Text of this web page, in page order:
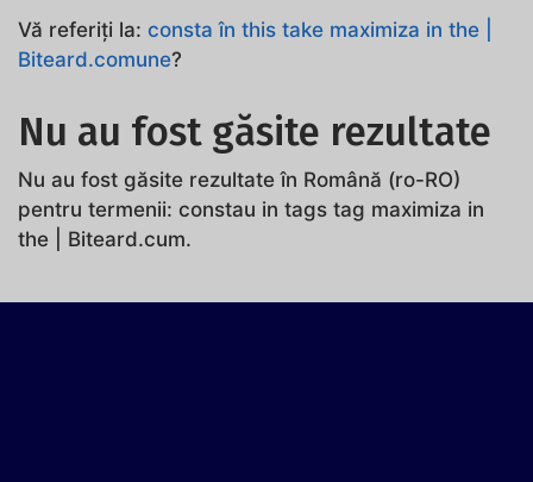
Vă referiți la: consta în this take maximiza in the |
Biteard.comune?
Nu au fost găsite rezultate
Nu au fost găsite rezultate în Română (ro-RO)
pentru termenii: constau in tags tag maximiza in
the | Biteard.cum.